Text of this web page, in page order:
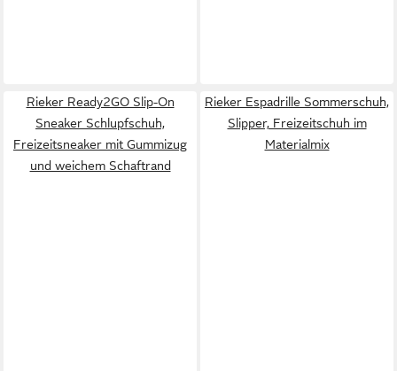
Rieker Ready2GO Slip-On
Sneaker Schlupfschuh,
Freizeitsneaker mit Gummizug
und weichem Schaftrand
Rieker Espadrille Sommerschuh,
Slipper, Freizeitschuh im
Materialmix